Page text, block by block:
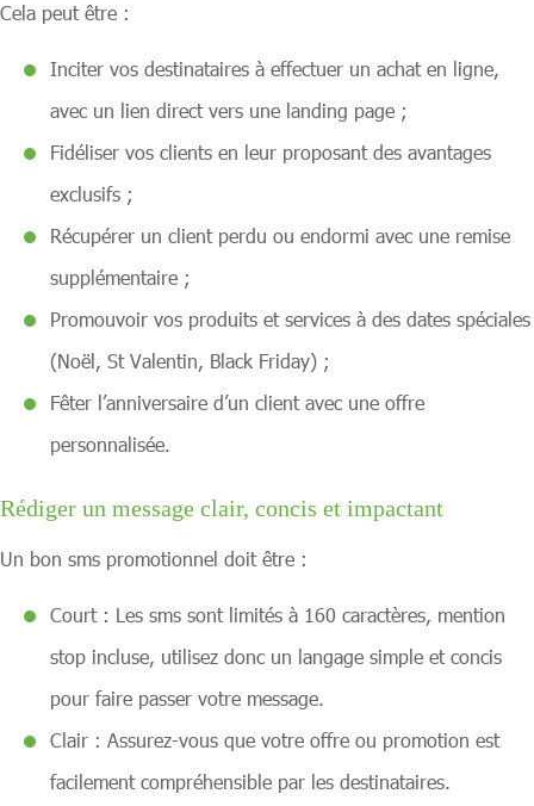
Cela peut être :
Inciter vos destinataires à effectuer un achat en ligne,
avec un lien direct vers une landing page ;
Fidéliser vos clients en leur proposant des avantages
exclusifs ;
Récupérer un client perdu ou endormi avec une remise
supplémentaire ;
Promouvoir vos produits et services à des dates spéciales
(Noël, St Valentin, Black Friday) ;
Fêter l’anniversaire d’un client avec une offre
personnalisée.
Rédiger un message clair, concis et impactant
Un bon sms promotionnel doit être :
Court : Les sms sont limités à 160 caractères, mention
stop incluse, utilisez donc un langage simple et concis
pour faire passer votre message.
Clair : Assurez-vous que votre offre ou promotion est
facilement compréhensible par les destinataires.